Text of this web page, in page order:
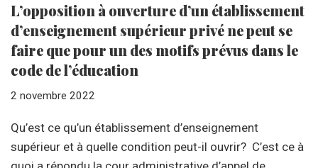
L’opposition à ouverture d’un établissement
d’enseignement supérieur privé ne peut se
faire que pour un des motifs prévus dans le
code de l’éducation
2 novembre 2022
Qu’est ce qu’un établissement d’enseignement
supérieur et à quelle condition peut-il ouvrir? C’est ce à